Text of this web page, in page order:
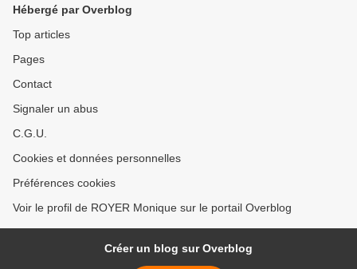
Hébergé par Overblog
Top articles
Pages
Contact
Signaler un abus
C.G.U.
Cookies et données personnelles
Préférences cookies
Voir le profil de ROYER Monique sur le portail Overblog
Créer un blog sur Overblog